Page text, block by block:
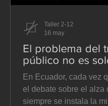
El problema del
público no es
En Ecuador, cada vez
el debate sobre el alza
siempre se instala la
Taller 2-12
16 may